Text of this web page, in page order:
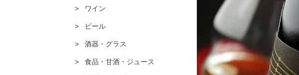
ワイン
ビール
酒器・グラス
食品・甘酒・ジュース